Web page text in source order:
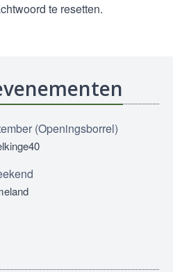
te resetten.
(Openingsborrel)